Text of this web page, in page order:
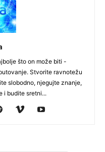
što on može biti -
Stvorite ravnotežu
slobodno, njegujte znanje,
i budite sretni...